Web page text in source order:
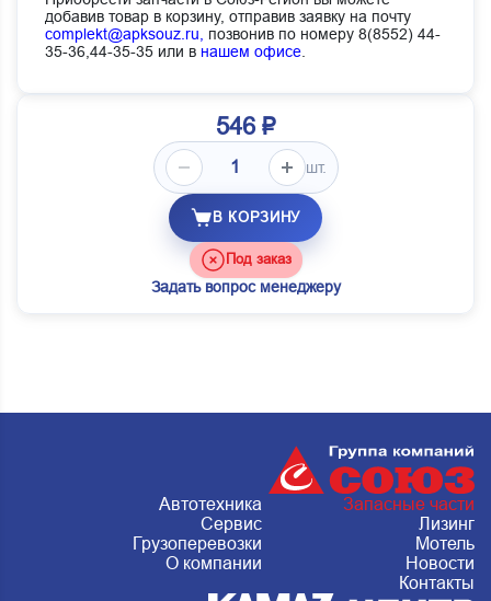
добавив товар в корзину, отправив заявку на почту
complekt@apksouz.ru,
позвонив по номеру 8(8552) 44-
35-36,44-35-35 или в нашем офисе
546 ₽
шт.
В КОРЗИНУ
Под заказ
Задать вопрос менеджеру
Автотехника
Запасные части
Сервис
Лизинг
Грузоперевозки
Мотель
О компании
Новости
Контакты